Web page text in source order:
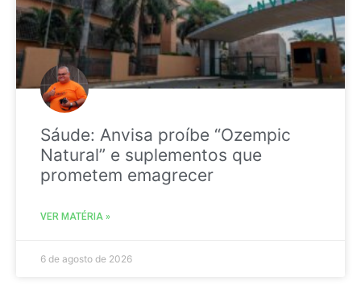
Sáude: Anvisa proíbe “Ozempic
Natural” e suplementos que
prometem emagrecer
VER MATÉRIA »
6 de agosto de 2026